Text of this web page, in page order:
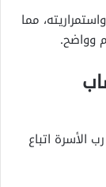
مما
وواضح.
الأسرة اتباع